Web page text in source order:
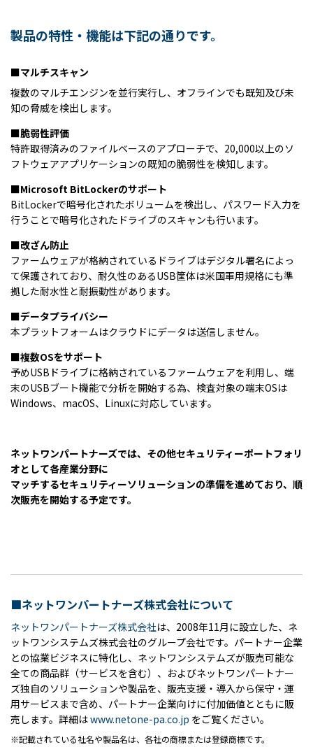
製品の特性・機能は下記の通りです。
■マルチスキャン
複数のマルチエンジンを並行実行し、オフラインでも既知及び未
知の脅威を検出します。
■脆弱性評価
特許取得済みのファイルベースのアプローチで、20,000以上のソ
フトウェアアプリケーションの既知の脆弱性を検知します。
■Microsoft BitLockerのサポート
BitLockerで暗号化されたボリュームを検出し、パスワード入力を
行うことで暗号化されたドライブのスキャンも行います。
■改ざん防止
ファームウェアが格納されているドライブはデジタル署名によっ
て保護されており、耐久性のあるUSB筐体は米国軍用規格にも準
拠した耐水性と耐振動性があります。
■データプライバシー
本プラットフォームはクラウドにデータは送信しません。
■複数OSをサポート
予めUSBドライブに格納されているファームウェアを利用し、端
末のUSBブート機能で分析を開始する為、検査対象の端末OSは
Windows、macOS、Linuxに対応しています。
ネットワンパートナーズでは、その他セキュリティーポートフォリ
オとして各産業分野に
マッチするセキュリティーソリューションの準備を進めており、順
次販売を開始する予定です。
■ネットワンパートナーズ株式会社について
ネットワンパートナーズ株式会社は、2008年11月に設立した、ネ
ットワンシステムズ株式会社のグループ会社です。パートナー企業
との協業ビジネスに特化し、ネットワンシステムズが販売可能な
全ての商品群（サービスを含む）、およびネットワンパートナー
ズ独自のソリューションや製品を、販売支援・導入から保守・運
用サービスまで含め、パートナー企業向けに付加価値とともに販
売します。詳細はwww.netone-pa.co.jp をご覧ください。
記載されている社名や製品名は、各社の商標または登録商標です。